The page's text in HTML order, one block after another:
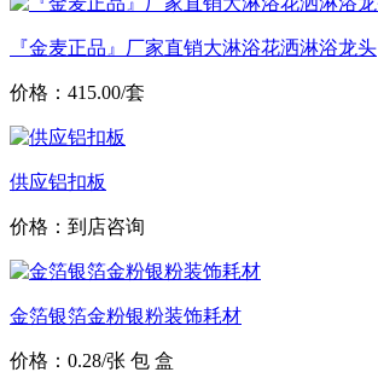
『金麦正品』厂家直销大淋浴花洒淋浴龙头
价格：415.00/套
供应铝扣板
价格：到店咨询
金箔银箔金粉银粉装饰耗材
价格：0.28/张 包 盒